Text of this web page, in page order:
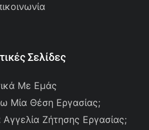
Σελίδες
Με Εμάς
Μία Θέση Εργασίας;
Ζήτησης Εργασίας;